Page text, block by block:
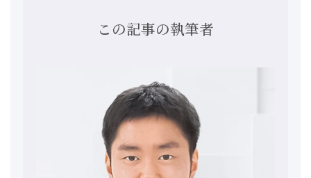
この記事の執筆者